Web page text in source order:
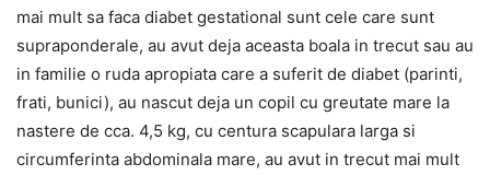
mai mult sa faca diabet gestational sunt cele care sunt
supraponderale, au avut deja aceasta boala in trecut sau au
in familie o ruda apropiata care a suferit de diabet (parinti,
frati, bunici), au nascut deja un copil cu greutate mare la
nastere de cca. 4,5 kg, cu centura scapulara larga si
circumferinta abdominala mare, au avut in trecut mai mult